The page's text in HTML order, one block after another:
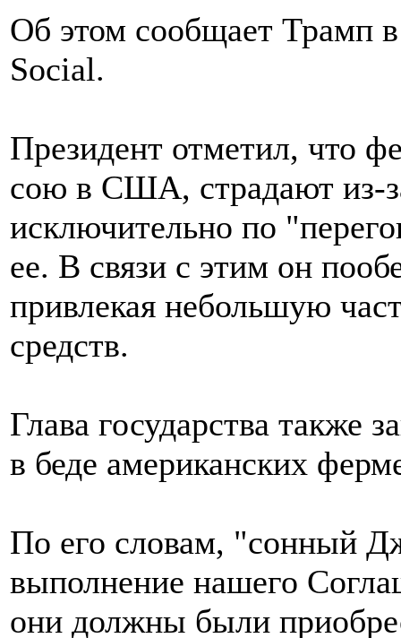
Об этом сообщает Трамп
Social.
Президент отметил, что
сою в США, страдают из-
исключительно по
ее. В связи с этим он
привлекая небольшую
средств.
Глава государства также
в беде американских
По его словам, "сонный
выполнение нашего
они должны были